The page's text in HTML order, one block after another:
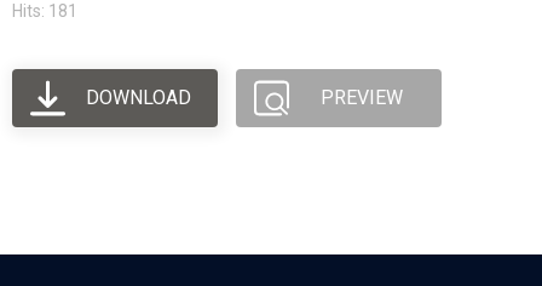
Hits: 181
DOWNLOAD PREVIEW